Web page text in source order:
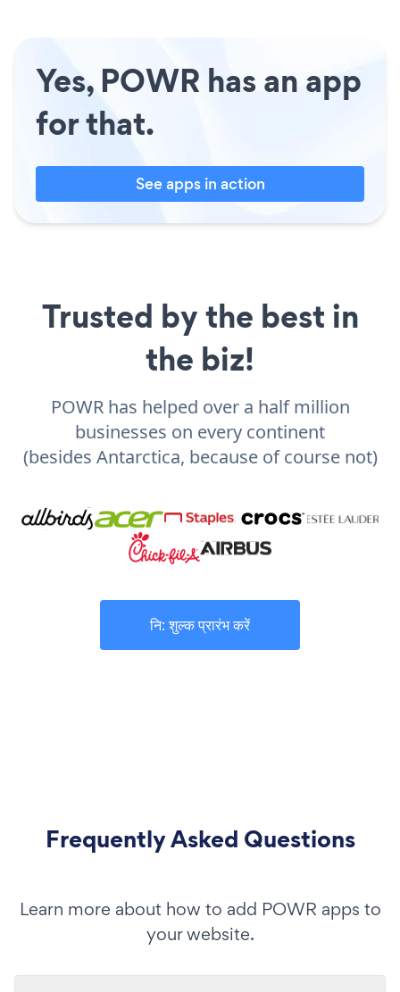
Yes, POWR has an app
for that.
See apps in action
Trusted by the best in
the biz!
POWR has helped over a half million
businesses on every continent
(besides Antarctica, because of course not)
नि: शुल्क प्रारंभ करें
Frequently Asked Questions
Learn more about how to add POWR apps to
your website.